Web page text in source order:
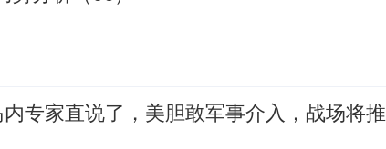
专家直说了，美胆敢军事介入，战场将推